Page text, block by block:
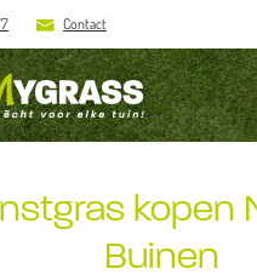
Contact
kopen
Buinen